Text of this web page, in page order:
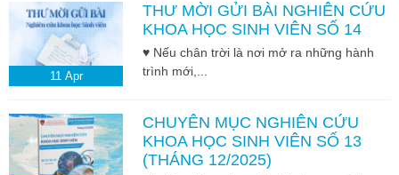
11 Apr
THƯ MỜI GỬI BÀI NGHIÊN CỨU
KHOA HỌC SINH VIÊN SỐ 14
♥ Nếu chân trời là nơi mở ra những hành
trình mới,...
CHUYÊN MỤC NGHIÊN CỨU
KHOA HỌC SINH VIÊN SỐ 13
(THÁNG 12/2025)